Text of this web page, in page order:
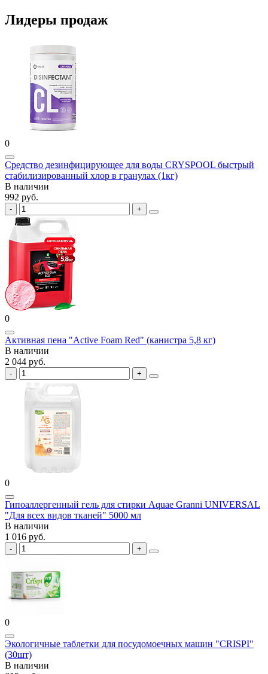
Лидеры продаж
0
Средство дезинфицирующее для воды CRYSPOOL быстрый
стабилизированный хлор в гранулах (1кг)
В наличии
992 руб.
0
Активная пена "Active Foam Red" (канистра 5,8 кг)
В наличии
2 044 руб.
0
Гипоаллергенный гель для стирки Aquae Granni UNIVERSAL
"Для всех видов тканей" 5000 мл
В наличии
1 016 руб.
0
Экологичные таблетки для посудомоечных машин "CRISPI"
(30шт)
В наличии